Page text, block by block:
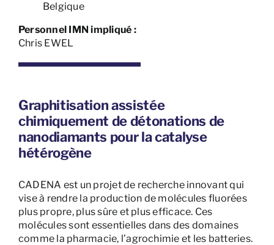
Belgique
Personnel IMN impliqué :
Chris EWEL
Graphitisation assistée
chimiquement de détonations de
nanodiamants pour la catalyse
hétérogène
CADENA est un projet de recherche innovant qui
vise à rendre la production de molécules fluorées
plus propre, plus sûre et plus efficace. Ces
molécules sont essentielles dans des domaines
comme la pharmacie, l’agrochimie et les batteries.